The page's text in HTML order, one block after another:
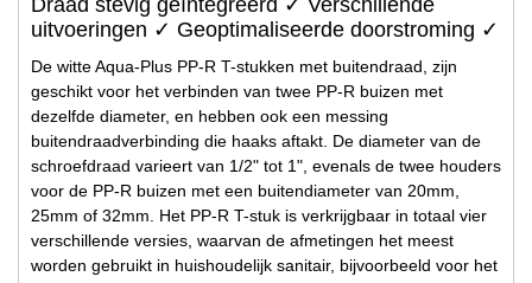
uitvoeringen ✓ Geoptimaliseerde doorstroming ✓
De witte Aqua-Plus PP-R T-stukken met buitendraad, zijn
geschikt voor het verbinden van twee PP-R buizen met
dezelfde diameter, en hebben ook een messing
buitendraadverbinding die haaks aftakt. De diameter van de
schroefdraad varieert van 1/2" tot 1", evenals de twee houders
voor de PP-R buizen met een buitendiameter van 20mm,
25mm of 32mm. Het PP-R T-stuk is verkrijgbaar in totaal vier
verschillende versies, waarvan de afmetingen het meest
worden gebruikt in huishoudelijk sanitair, bijvoorbeeld voor het